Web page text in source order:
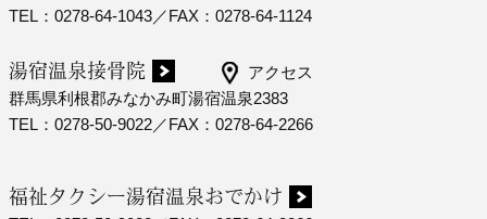
TEL：0278-64-1043／FAX：0278-64-1124
湯宿温泉接骨院
アクセス
群馬県利根郡みなかみ町湯宿温泉2383
TEL：0278-50-9022／FAX：0278-64-2266
福祉タクシー湯宿温泉おでかけ